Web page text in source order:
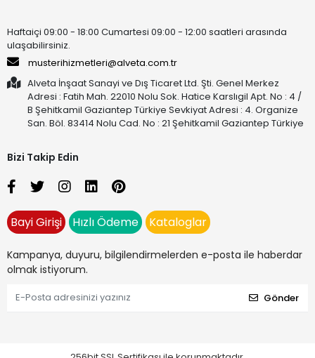
Haftaiçi 09:00 - 18:00 Cumartesi 09:00 - 12:00 saatleri arasında
ulaşabilirsiniz.
musterihizmetleri@alveta.com.tr
Alveta İnşaat Sanayi ve Dış Ticaret Ltd. Şti. Genel Merkez
Adresi : Fatih Mah. 22010 Nolu Sok. Hatice Karslıgil Apt. No : 4 /
B Şehitkamil Gaziantep Türkiye Sevkiyat Adresi : 4. Organize
San. Böl. 83414 Nolu Cad. No : 21 Şehitkamil Gaziantep Türkiye
Bizi Takip Edin
Bayi Girişi Hızlı Ödeme Kataloglar
Kampanya, duyuru, bilgilendirmelerden e-posta ile haberdar
olmak istiyorum.
Gönder